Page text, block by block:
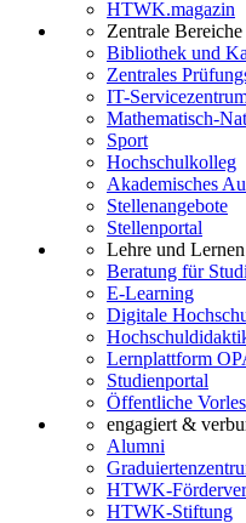
HTWK.magazin
Zentrale Bereiche
Bibliothek und
Zentrales
IT-
Mathematisch-
Sport
Hochschulkolleg
Akademisches
Stellenangebote
Stellenportal
Lehre und Lernen
Beratung für
E-Learning
Digitale
Lernplattform
Studienportal
Öffentliche
engagiert &
Alumni
HTWK-
HTWK-Stiftung